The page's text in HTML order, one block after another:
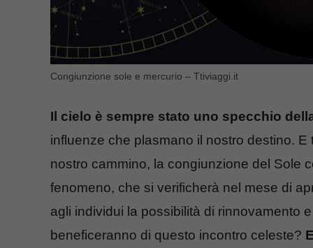
Congiunzione sole e mercurio – Ttiviaggi.it
Il cielo è sempre stato uno specchio
influenze che plasmano il nostro destino.
nostro cammino, la congiunzione del Sole
fenomeno, che si verificherà nel mese di
agli individui la possibilità di rinnovamento
beneficeranno di questo incontro celeste?